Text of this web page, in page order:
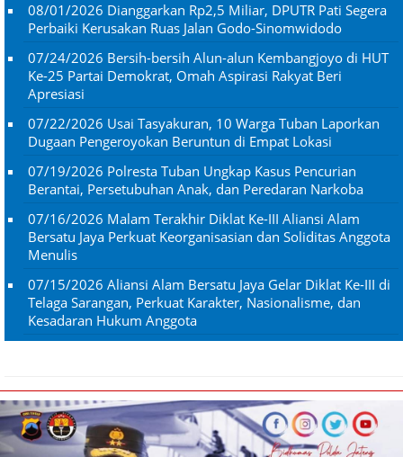
08/01/2026 Dianggarkan Rp2,5 Miliar, DPUTR Pati Segera
Perbaiki Kerusakan Ruas Jalan Godo-Sinomwidodo
07/24/2026 Bersih-bersih Alun-alun Kembangjoyo di HUT
Ke-25 Partai Demokrat, Omah Aspirasi Rakyat Beri
Apresiasi
07/22/2026 Usai Tasyakuran, 10 Warga Tuban Laporkan
Dugaan Pengeroyokan Beruntun di Empat Lokasi
07/19/2026 Polresta Tuban Ungkap Kasus Pencurian
Berantai, Persetubuhan Anak, dan Peredaran Narkoba
07/16/2026 Malam Terakhir Diklat Ke-III Aliansi Alam
Bersatu Jaya Perkuat Keorganisasian dan Soliditas Anggota
Menulis
07/15/2026 Aliansi Alam Bersatu Jaya Gelar Diklat Ke-III di
Telaga Sarangan, Perkuat Karakter, Nasionalisme, dan
Kesadaran Hukum Anggota